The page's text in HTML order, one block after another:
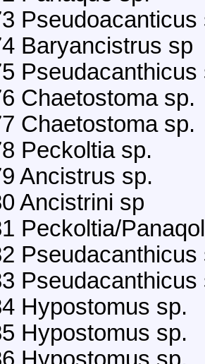
Pseudoacanticus
Baryancistrus sp
Pseudacanthicus
Chaetostoma sp.
Chaetostoma sp.
Peckoltia sp.
Ancistrus sp.
Ancistrini sp
Peckoltia/
Pseudacanthicus
Pseudacanthicus
Hypostomus sp.
Hypostomus sp.